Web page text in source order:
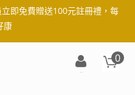
即免費贈送100元註冊禮，每
康
0